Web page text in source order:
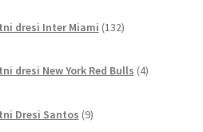
dresi Inter Miami 132izdelkov
dresi New York Red Bulls 4izdelki
Dresi Santos 9izdelkov